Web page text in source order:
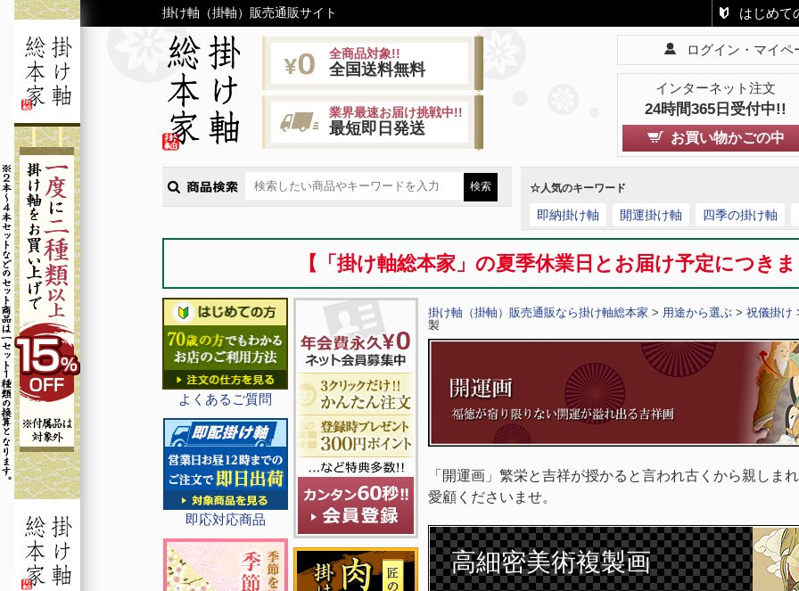
掛け軸（掛軸）販売通販サイト はじめて
全商品対象!!
全国送料無料
業界最速お届け挑戦中!!
最短即日発送
ログイン・マイペ
インターネット注文
24時間365日受付中!!
お買い物かごの中
☆人気のキーワード
即納掛け軸 開運掛け軸 四季の掛け軸
【「掛け軸総本家」の夏季休業日とお届け予定につ
よくあるご質問
即応対応商品
掛け軸（掛軸）販売通販なら掛け軸総本家 > 用途から選ぶ > 祝儀掛け
製
「開運画」繁栄と吉祥が授かると言われ古くから親しま
愛顧くださいませ。
高細密美術複製画